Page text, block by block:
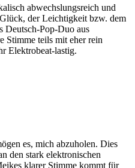
abwechslungsreich und
der Leichtigkeit bzw. dem
Deutsch-Pop-Duo aus
Stimme teils mit eher rein
Elektrobeat-lastig.
es, mich abzuholen. Dies
den stark elektronischen
klarer Stimme kommt für